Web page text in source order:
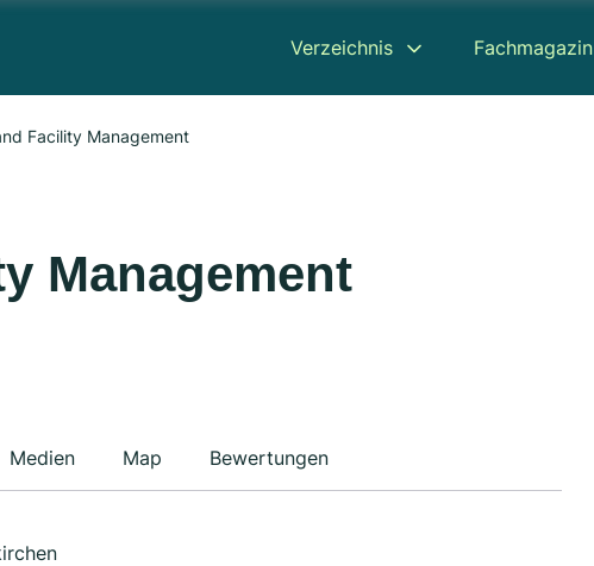
Verzeichnis Fachmagazin
Facility Management
Management
Medien Map Bewertungen